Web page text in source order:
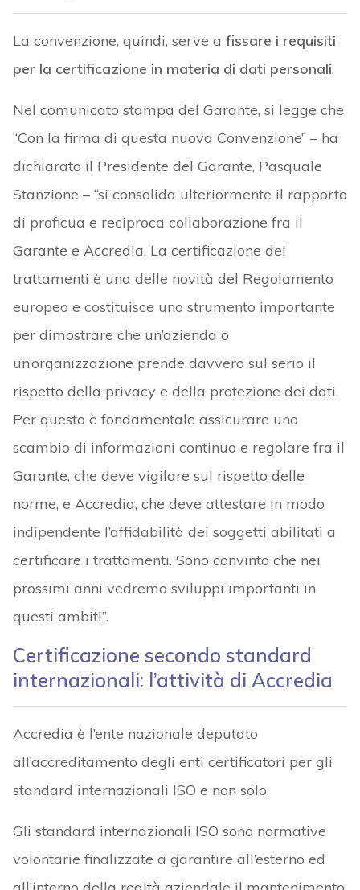
La convenzione, quindi, serve a fissare i requisiti
per la certificazione in materia di dati personali.
Nel comunicato stampa del Garante, si legge che
“Con la firma di questa nuova Convenzione” – ha
dichiarato il Presidente del Garante, Pasquale
Stanzione – “si consolida ulteriormente il rapporto
di proficua e reciproca collaborazione fra il
Garante e Accredia. La certificazione dei
trattamenti è una delle novità del Regolamento
europeo e costituisce uno strumento importante
per dimostrare che un’azienda o
un’organizzazione prende davvero sul serio il
rispetto della privacy e della protezione dei dati.
Per questo è fondamentale assicurare uno
scambio di informazioni continuo e regolare fra il
Garante, che deve vigilare sul rispetto delle
norme, e Accredia, che deve attestare in modo
indipendente l’affidabilità dei soggetti abilitati a
certificare i trattamenti. Sono convinto che nei
prossimi anni vedremo sviluppi importanti in
questi ambiti”.
Certificazione secondo standard
internazionali: l’attività di Accredia
Accredia è l’ente nazionale deputato
all’accreditamento degli enti certificatori per gli
standard internazionali ISO e non solo.
Gli standard internazionali ISO sono normative
volontarie finalizzate a garantire all’esterno ed